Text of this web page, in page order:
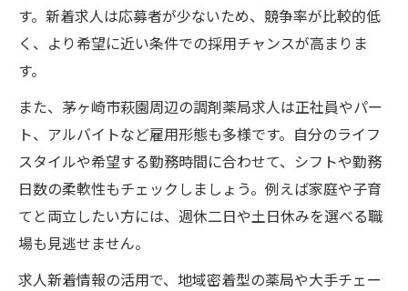
す。新着求人は応募者が少ないため、競争率が比較的低
く、より希望に近い条件での採用チャンスが高まりま
す。
また、茅ヶ崎市萩園周辺の調剤薬局求人は正社員やパー
ト、アルバイトなど雇用形態も多様です。自分のライフ
スタイルや希望する勤務時間に合わせて、シフトや勤務
日数の柔軟性もチェックしましょう。例えば家庭や子育
てと両立したい方には、週休二日や土日休みを選べる職
場も見逃せません。
求人新着情報の活用で、地域密着型の薬局や大手チェー